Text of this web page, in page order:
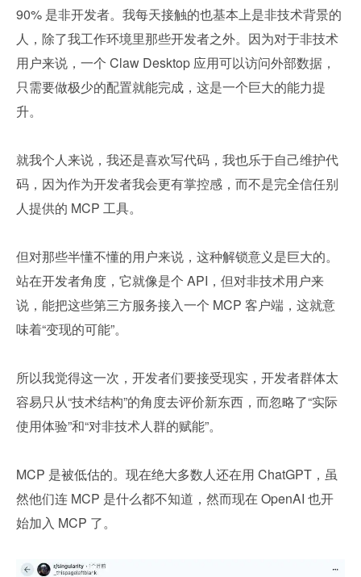
90% 是非开发者。我每天接触的也基本上是非技术背景的
人，除了我工作环境里那些开发者之外。因为对于非技术
用户来说，一个 Claw Desktop 应用可以访问外部数据，
只需要做极少的配置就能完成，这是一个巨大的能力提
升。
就我个人来说，我还是喜欢写代码，我也乐于自己维护代
码，因为作为开发者我会更有掌控感，而不是完全信任别
人提供的 MCP 工具。
但对那些半懂不懂的用户来说，这种解锁意义是巨大的。
站在开发者角度，它就像是个 API，但对非技术用户来
说，能把这些第三方服务接入一个 MCP 客户端，这就意
味着“变现的可能”。
所以我觉得这一次，开发者们要接受现实，开发者群体太
容易只从“技术结构”的角度去评价新东西，而忽略了“实际
使用体验”和“对非技术人群的赋能”。
MCP 是被低估的。现在绝大多数人还在用 ChatGPT，虽
然他们连 MCP 是什么都不知道，然而现在 OpenAI 也开
始加入 MCP 了。